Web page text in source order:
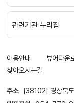
관련기관 누리집
이용안내 뷰어다운
찾아오시는길
주소 [38102] 경상북